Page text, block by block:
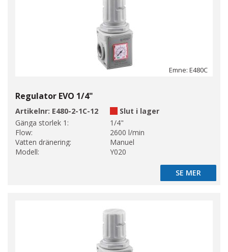
Emne: E480C
Regulator EVO 1/4"
Artikelnr: E480-2-1C-12
Slut i lager
Gänga storlek 1:
1/4"
Flow:
2600 l/min
Vatten dränering:
Manuel
Modell:
Y020
SE MER
SE MER